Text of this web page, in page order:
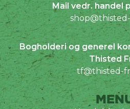
Mail vedr. handel
Bogholderi og generel
Thisted
tf@thisted-